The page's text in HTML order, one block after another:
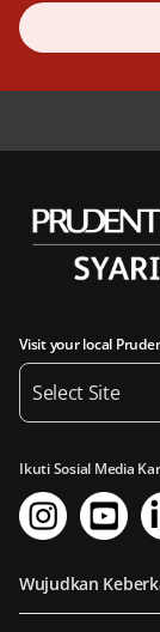
Visit your local
Select Site
Ikuti Sosial Media
Wujudkan